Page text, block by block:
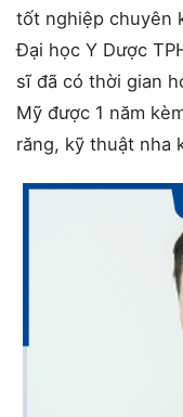
tốt nghiệp chuyên
Đại học Y Dược
sĩ đã có thời gian
Mỹ được 1 năm
răng, kỹ thuật nha